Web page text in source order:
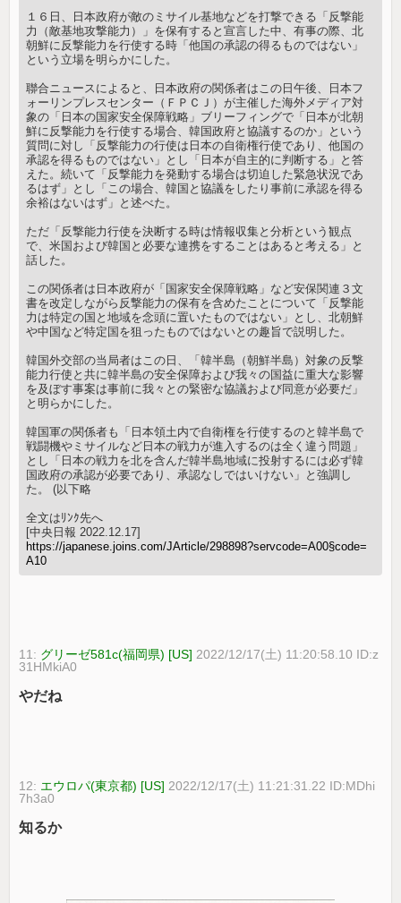
１６日、日本政府が敵のミサイル基地などを打撃できる「反撃能
力（敵基地攻撃能力）」を保有すると宣言した中、有事の際、北
朝鮮に反撃能力を行使する時「他国の承認の得るものではない」
という立場を明らかにした。
聯合ニュースによると、日本政府の関係者はこの日午後、日本フ
ォーリンプレスセンター（ＦＰＣＪ）が主催した海外メディア対
象の「日本の国家安全保障戦略」ブリーフィングで「日本が北朝
鮮に反撃能力を行使する場合、韓国政府と協議するのか」という
質問に対し「反撃能力の行使は日本の自衛権行使であり、他国の
承認を得るものではない」とし「日本が自主的に判断する」と答
えた。続いて「反撃能力を発動する場合は切迫した緊急状況であ
るはず」とし「この場合、韓国と協議をしたり事前に承認を得る
余裕はないはず」と述べた。
ただ「反撃能力行使を決断する時は情報収集と分析という観点
で、米国および韓国と必要な連携をすることはあると考える」と
話した。
この関係者は日本政府が「国家安全保障戦略」など安保関連３文
書を改定しながら反撃能力の保有を含めたことについて「反撃能
力は特定の国と地域を念頭に置いたものではない」とし、北朝鮮
や中国など特定国を狙ったものではないとの趣旨で説明した。
韓国外交部の当局者はこの日、「韓半島（朝鮮半島）対象の反撃
能力行使と共に韓半島の安全保障および我々の国益に重大な影響
を及ぼす事案は事前に我々との緊密な協議および同意が必要だ」
と明らかにした。
韓国軍の関係者も「日本領土内で自衛権を行使するのと韓半島で
戦闘機やミサイルなど日本の戦力が進入するのは全く違う問題」
とし「日本の戦力を北を含んだ韓半島地域に投射するには必ず韓
国政府の承認が必要であり、承認なしではいけない」と強調し
た。 (以下略
全文はﾘﾝｸ先へ
[中央日報 2022.12.17]
https://japanese.joins.com/JArticle/298898?servcode=A00§code=
A10
11: グリーゼ581c(福岡県) [US] 2022/12/17(土) 11:20:58.10 ID:z
31HMkiA0
やだね
12: エウロパ(東京都) [US] 2022/12/17(土) 11:21:31.22 ID:MDhi
7h3a0
知るか